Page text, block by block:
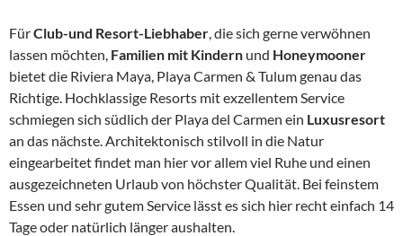
FürClub-und Resort-Liebhaber , die sich gerne verwöhnen
lassen möchten, Familien mit Kindern und Honeymooner
bietet die Riviera Maya, Playa Carmen & Tulum genau das
Richtige. Hochklassige Resorts mit exzellentem Service
schmiegen sich südlich der Playa del Carmen ein Luxusresort
an das nächste. Architektonisch stilvoll in die Natur
eingearbeitet findet man hier vor allem viel Ruhe und einen
ausgezeichneten Urlaub von höchster Qualität. Bei feinstem
Essen und sehr gutem Service lässt es sich hier recht einfach 14
Tage oder natürlich länger aushalten.